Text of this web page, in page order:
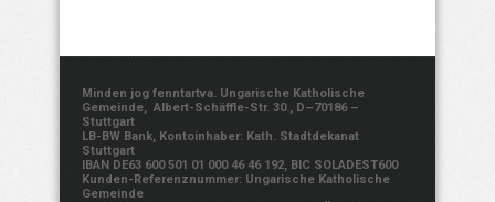
Minden jog fenntartva. Ungarische Katholische
Gemeinde, Albert-Schäffle-Str. 30., D–70186 –
Stuttgart
LB-BW Bank, Kontoinhaber: Kath. Stadtdekanat
Stuttgart
IBAN DE63 600 501 01 000 46 46 192, BIC SOLADEST600
Kunden-Referenznummer: Ungarische Katholische
Gemeinde